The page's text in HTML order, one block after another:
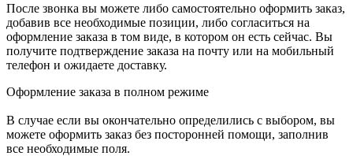
После звонка вы можете либо самостоятельно оформить заказ,
добавив все необходимые позиции, либо согласиться на
оформление заказа в том виде, в котором он есть сейчас. Вы
получите подтверждение заказа на почту или на мобильный
телефон и ожидаете доставку.
Оформление заказа в полном режиме
В случае если вы окончательно определились с выбором, вы
можете оформить заказ без посторонней помощи, заполнив
все необходимые поля.